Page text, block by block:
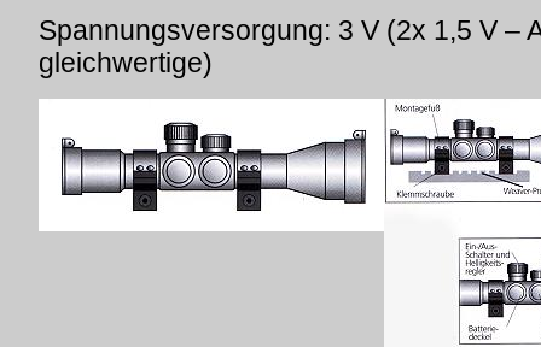
Spannungsversorgung: 3 V (2x 1,5 V –
gleichwertige)